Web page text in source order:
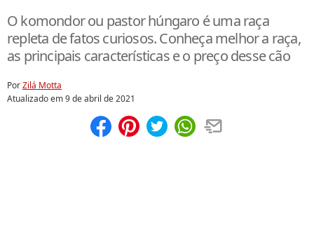
O komondor ou pastor húngaro é uma raça
repleta de fatos curiosos. Conheça melhor a raça,
as principais características e o preço desse cão
PorZilá Motta
Atualizado em9 de abril de 2021